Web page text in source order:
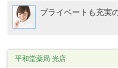
プライベートも充実
平和堂薬局 光店